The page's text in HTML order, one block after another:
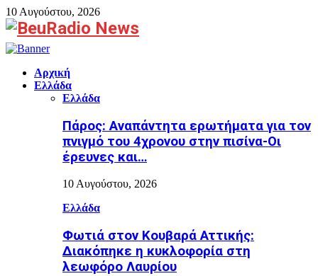
10 Αυγούστου, 2026
Facebook
Αρχική
Ελλάδα
Ελλάδα
Πάρος: Αναπάντητα ερωτήματα για τον
πνιγμό του 4χρονου στην πισίνα-Οι
έρευνες και…
10 Αυγούστου, 2026
Ελλάδα
Φωτιά στον Κουβαρά Αττικής:
Διακόπηκε η κυκλοφορία στη
λεωφόρο Λαυρίου